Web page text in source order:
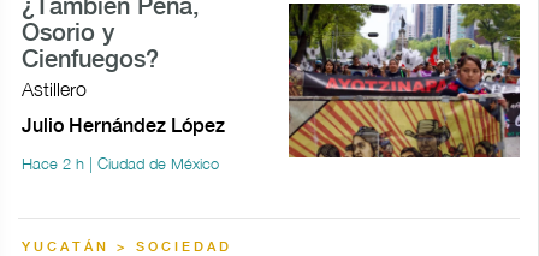
¿También Peña,
Osorio y
Cienfuegos?
Astillero
Julio Hernández López
Hace 2 h | Ciudad de México
YUCATÁN > SOCIEDAD